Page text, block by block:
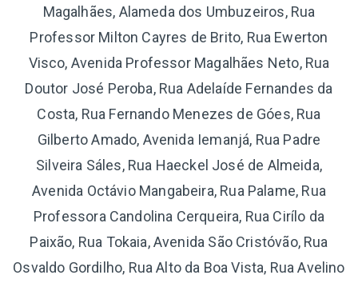
Magalhães, Alameda dos Umbuzeiros, Rua
Professor Milton Cayres de Brito, Rua Ewerton
Visco, Avenida Professor Magalhães Neto, Rua
Doutor José Peroba, Rua Adelaíde Fernandes da
Costa, Rua Fernando Menezes de Góes, Rua
Gilberto Amado, Avenida Iemanjá, Rua Padre
Silveira Sáles, Rua Haeckel José de Almeida,
Avenida Octávio Mangabeira, Rua Palame, Rua
Professora Candolina Cerqueira, Rua Cirílo da
Paixão, Rua Tokaia, Avenida São Cristóvão, Rua
Osvaldo Gordilho, Rua Alto da Boa Vista, Rua Avelino